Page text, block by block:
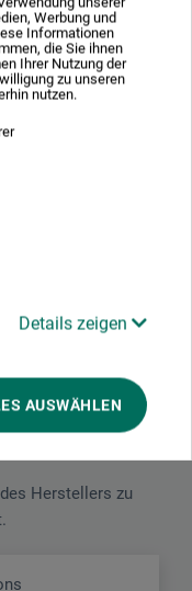
Werbung und
Informationen
die Sie ihnen
Ihrer Nutzung der
zu unseren
nutzen.
Details zeigen
AUSWÄHLEN
(0)
diesem Produkt
Herstellers zu